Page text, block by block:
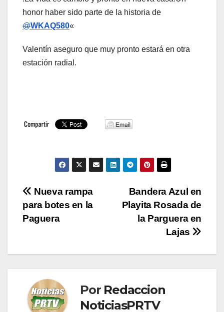
honor haber sido parte de la historia de
@WKAQ580«
Valentín aseguro que muy pronto estará en otra
estación radial.
Navegación
de
Bandera Azul en
Playita Rosada de
la Parguera en
Lajas
Nueva rampa
para botes en la
Paguera
Por Redaccion
NoticiasPRTV